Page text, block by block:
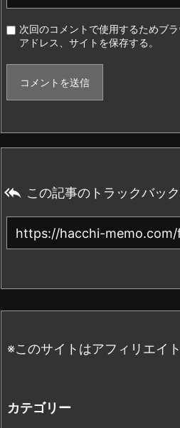
次回のコメントで使用するためブ
アドレス、サイトを保存する。
 この記事のトラックバッ
※このサイトはアフィリエイ
カテゴリー